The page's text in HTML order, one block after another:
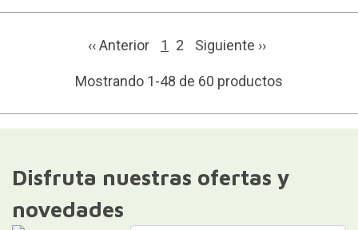
‹‹ Anterior 1 2 Siguiente ››
Mostrando 1-48 de 60 productos
Disfruta nuestras ofertas y
novedades